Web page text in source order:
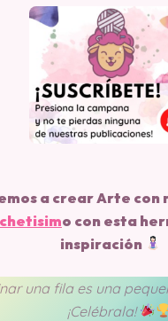
a crear Arte con
o con esta
inspiración
una fila es una
¡Celébrala!